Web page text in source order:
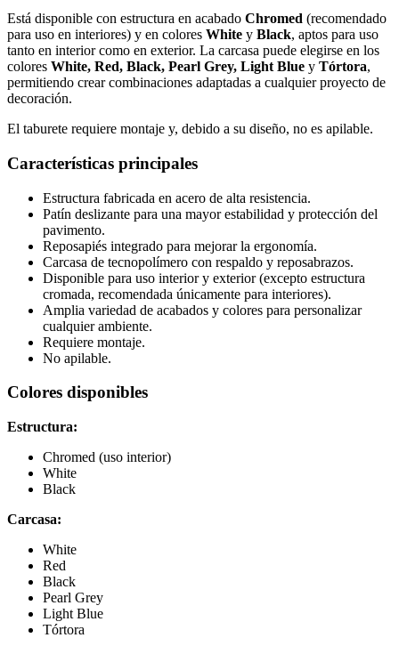
Está disponible con estructura en acabado Chromed (recomendado
para uso en interiores) y en colores White y Black, aptos para uso
tanto en interior como en exterior. La carcasa puede elegirse en los
colores White, Red, Black, Pearl Grey, Light Blue y Tórtora,
permitiendo crear combinaciones adaptadas a cualquier proyecto de
decoración.
El taburete requiere montaje y, debido a su diseño, no es apilable.
Características principales
Estructura fabricada en acero de alta resistencia.
Patín deslizante para una mayor estabilidad y protección del
pavimento.
Reposapiés integrado para mejorar la ergonomía.
Carcasa de tecnopolímero con respaldo y reposabrazos.
Disponible para uso interior y exterior (excepto estructura
cromada, recomendada únicamente para interiores).
Amplia variedad de acabados y colores para personalizar
cualquier ambiente.
Requiere montaje.
No apilable.
Colores disponibles
Estructura:
Chromed (uso interior)
White
Black
Carcasa:
White
Red
Black
Pearl Grey
Light Blue
Tórtora